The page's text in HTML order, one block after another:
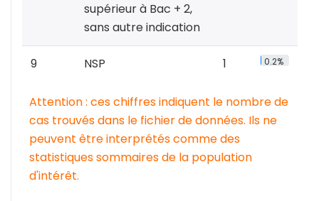
supérieur à Bac + 2,
sans autre indication
9 NSP 1 0.2%
Attention : ces chiffres indiquent le nombre de
cas trouvés dans le fichier de données. Ils ne
peuvent être interprétés comme des
statistiques sommaires de la population
d'intérêt.